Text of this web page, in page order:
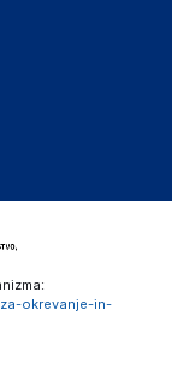
okrevanje-in-